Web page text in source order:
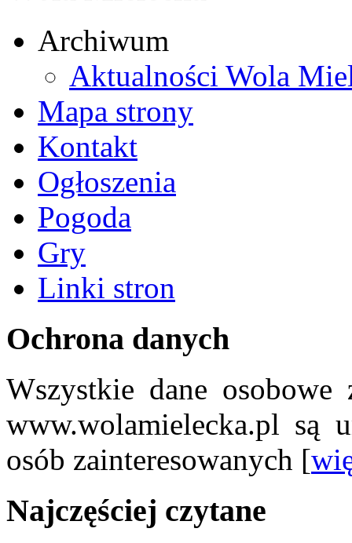
Archiwum
Aktualności Wola
Mapa strony
Kontakt
Ogłoszenia
Pogoda
Gry
Linki stron
Ochrona danych
Wszystkie dane osobowe
www.wolamielecka.pl są
osób zainteresowanych [
Najczęściej czytane